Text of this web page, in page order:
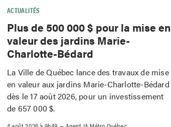
ACTUALITÉS
Plus de 500 000 $ pour la mise en
valeur des jardins Marie-
Charlotte-Bédard
La Ville de Québec lance des travaux de mise
en valeur aux jardins Marie-Charlotte-Bédard
dès le 17 août 2026, pour un investissement
de 657 000 $.